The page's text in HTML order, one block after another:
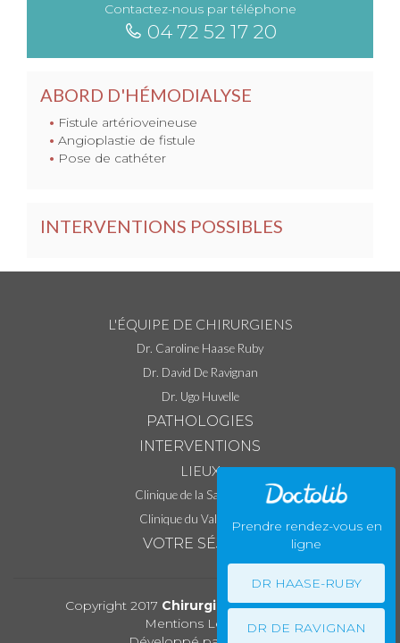
Contactez-nous par téléphone
04 72 52 17 20
ABORD D'HÉMODIALYSE
Fistule artérioveineuse
Angioplastie de fistule
Pose de cathéter
INTERVENTIONS POSSIBLES
L'ÉQUIPE DE CHIRURGIENS
Dr. Caroline Haase Ruby
Dr. David De Ravignan
Dr. Ugo Huvelle
PATHOLOGIES
INTERVENTIONS
LIEUX
Clinique de la Sauvegarde
Clinique du Val d'Ouest
VOTRE SÉJOUR
Copyright 2017 Chirurgie Vasculaire Lyon
Mentions Légales
Prendre rendez-vous en
ligne
DR HAASE-RUBY
DR DE RAVIGNAN